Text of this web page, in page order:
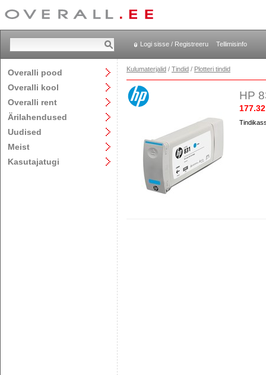
Logi sisse / Registreeru Tellimisinfo
Overalli pood
Overalli kool
Overalli rent
Ärilahendused
Uudised
Meist
Kasutajatugi
Kulumaterjalid / Tindid / Plotteri tindid
HP